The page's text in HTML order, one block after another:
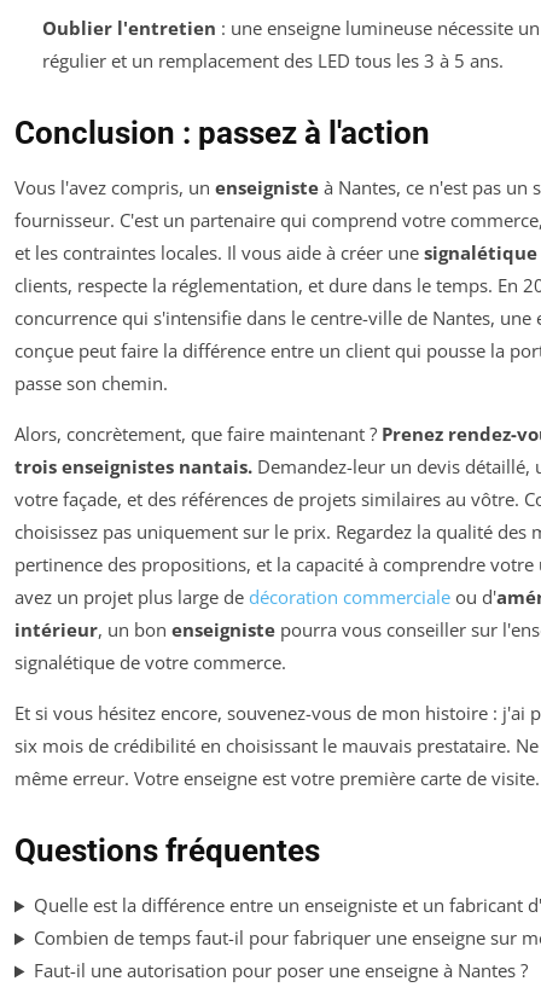
Oublier l'entretien : une enseigne lumineuse nécessite
régulier et un remplacement des LED tous les 3 à 5 ans.
Conclusion : passez à l'action
Vous l'avez compris, un enseigniste à Nantes, ce n'est pas un
fournisseur. C'est un partenaire qui comprend votre
et les contraintes locales. Il vous aide à créer une signalétique
clients, respecte la réglementation, et dure dans le temps. En
concurrence qui s'intensifie dans le centre-ville de Nantes, une
conçue peut faire la différence entre un client qui pousse la
passe son chemin.
Alors, concrètement, que faire maintenant ? Prenez rendez-
trois enseignistes nantais. Demandez-leur un devis détaillé,
votre façade, et des références de projets similaires au vôtre.
choisissez pas uniquement sur le prix. Regardez la qualité des
pertinence des propositions, et la capacité à comprendre votre
avez un projet plus large de décoration commerciale ou d'
intérieur, un bon enseigniste pourra vous conseiller sur
signalétique de votre commerce.
Et si vous hésitez encore, souvenez-vous de mon histoire : j'ai
six mois de crédibilité en choisissant le mauvais prestataire.
même erreur. Votre enseigne est votre première carte de
Questions fréquentes
Quelle est la différence entre un enseigniste et un fabricant
Combien de temps faut-il pour fabriquer une enseigne sur
Faut-il une autorisation pour poser une enseigne à Nantes ?